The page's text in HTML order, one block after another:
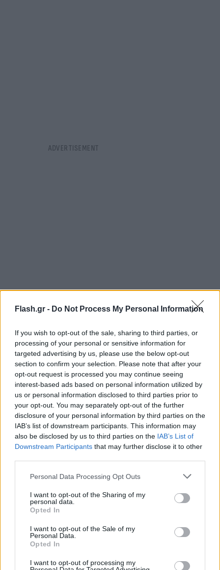
Flash.gr - Do Not Process My Personal Information
If you wish to opt-out of the sale, sharing to third parties, or
processing of your personal or sensitive information for
targeted advertising by us, please use the below opt-out
section to confirm your selection. Please note that after your
opt-out request is processed you may continue seeing
interest-based ads based on personal information utilized by
us or personal information disclosed to third parties prior to
your opt-out. You may separately opt-out of the further
disclosure of your personal information by third parties on the
IAB’s list of downstream participants. This information may
also be disclosed by us to third parties on the IAB’s List of
Downstream Participants that may further disclose it to other
Please note that this website/app uses one or more Google
not limited to your visit or usage behaviour. You may click to
grant or deny consent to Google and its third-party tags to
use your data for below specified purposes in below Google
consent section.
Personal Data Processing Opt Outs
I want to opt-out of the Sharing of my
personal data.
Opted In
I want to opt-out of the Sale of my
Personal Data.
Opted In
I want to opt-out of processing my
ακούγεται και ένας περαστικός που σοκαρισμένος
από τα όσα εκτυλίχθηκαν μπροστά στα μάτια
του λέει: «Είναι το τηλέφωνό της που έχουν;
Έκαναν όλο αυτό για ένα τηλέφωνο;». Δεν είναι
γνωστό αν το τηλέφωνο βρέθηκε.
Δείτε βίντεο: